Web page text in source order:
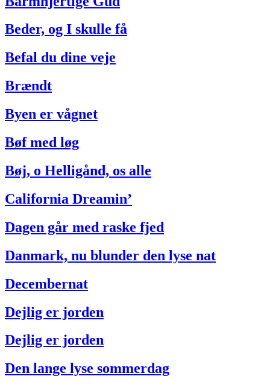
Beder, og I skulle få
Befal du dine veje
Brændt
Byen er vågnet
Bøf med løg
Bøj, o Helligånd, os alle
California Dreamin’
Dagen går med raske fjed
Danmark, nu blunder den lyse nat
Decembernat
Dejlig er jorden
Dejlig er jorden
Den lange lyse sommerdag